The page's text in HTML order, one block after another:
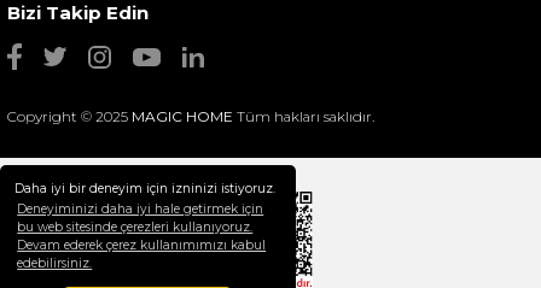
Daha iyi bir deneyim için izninizi istiyoruz.
Deneyiminizi daha iyi hale getirmek için
bu web sitesinde çerezleri kullanıyoruz.
Devam ederek çerez kullanımımızı kabul
edebilirsiniz.
Selim Dekor Chain 15x20 Çerçeve Vizon
Bizi Takip Edin
Copyright © 2025 MAGIC HOME Tüm hakları saklıdır.